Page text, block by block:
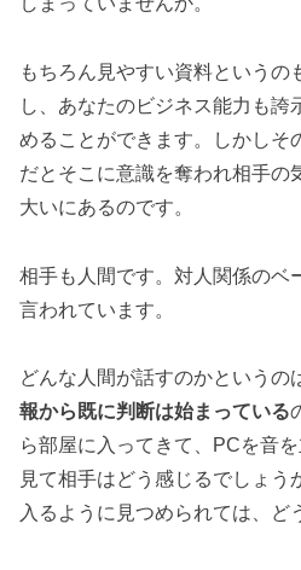
もちろん見やすい資料というの
し、あなたのビジネス能力も誇
めることができます。しかしそ
だとそこに意識を奪われ相手の
大いにあるのです。
相手も人間です。対人関係のベ
言われています。
どんな人間が話すのかというの
報から既に判断は始まっている
ら部屋に入ってきて、PCを音
見て相手はどう感じるでしょう
入るように見つめられては、ど